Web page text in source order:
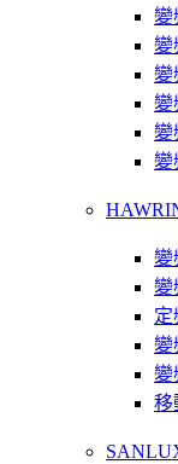
變
變
變
變
變
變
變
變
定
變
變
移